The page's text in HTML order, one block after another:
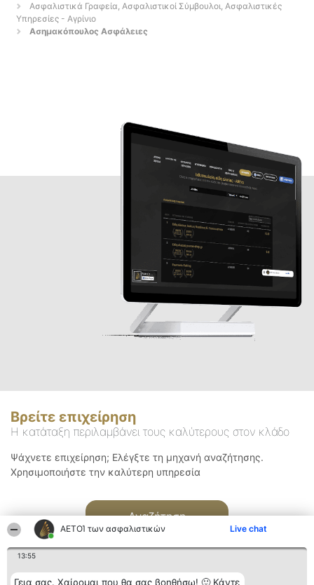
ΑΕΤΟΊ των ασφαλιστικών Live chat
13:55
Γεια σας. Χαίρομαι που θα σας βοηθήσω! 🙂 Κάντε
Ασφαλιστικά Γραφεία, Ασφαλιστικοί Σύμβουλοι, Ασφαλιστικές
Υπηρεσίες - Αγρίνιο
Ασημακόπουλος Ασφάλειες
Βρείτε επιχείρηση
Η κατάταξη περιλαμβάνει τους καλύτερους στον κλάδο
Ψάχνετε επιχείρηση; Ελέγξτε τη μηχανή αναζήτησης.
Χρησιμοποιήστε την καλύτερη υπηρεσία
Αναζήτηση